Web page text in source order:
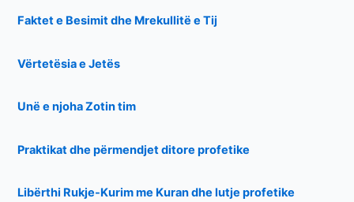
Faktet e Besimit dhe Mrekullitë e Tij
Vërtetësia e Jetës
Unë e njoha Zotin tim
Praktikat dhe përmendjet ditore profetike
Libërthi Rukje-Kurim me Kuran dhe lutje profetike